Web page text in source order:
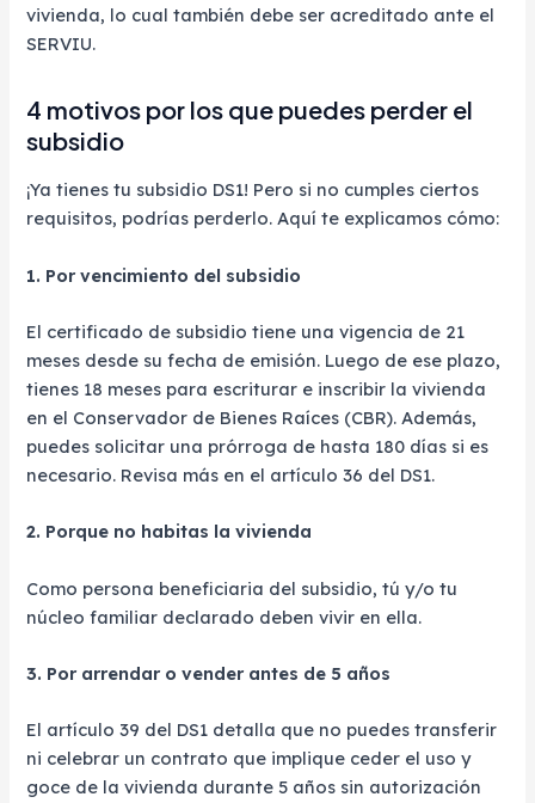
vivienda, lo cual también debe ser acreditado ante el
SERVIU.
4 motivos por los que puedes perder el
subsidio
¡Ya tienes tu subsidio DS1! Pero si no cumples ciertos
requisitos, podrías perderlo. Aquí te explicamos cómo:
1. Por vencimiento del subsidio
El certificado de subsidio tiene una vigencia de 21
meses desde su fecha de emisión. Luego de ese plazo,
tienes 18 meses para escriturar e inscribir la vivienda
en el Conservador de Bienes Raíces (CBR). Además,
puedes solicitar una prórroga de hasta 180 días si es
necesario. Revisa más en el artículo 36 del DS1.
2. Porque no habitas la vivienda
Como persona beneficiaria del subsidio, tú y/o tu
núcleo familiar declarado deben vivir en ella.
3. Por arrendar o vender antes de 5 años
El artículo 39 del DS1 detalla que no puedes transferir
ni celebrar un contrato que implique ceder el uso y
goce de la vivienda durante 5 años sin autorización